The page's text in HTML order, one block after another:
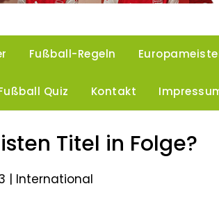
Fußball-Regeln
Quiz Kontakt
Titel in Folge?
| International